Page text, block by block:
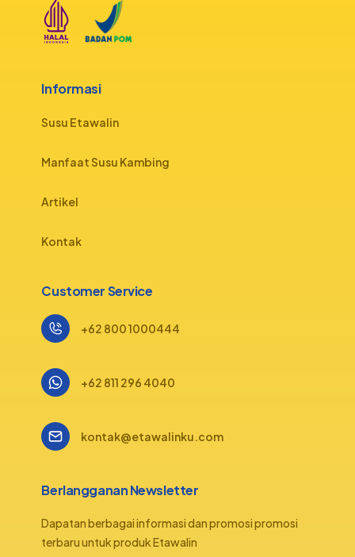
Informasi
Susu Etawalin
Manfaat Susu Kambing
Artikel
Kontak
Customer Service
+62 800 1000444
+62 811 296 4040
kontak@etawalinku.com
Berlangganan Newsletter
Dapatan berbagai informasi dan promosi promosi
terbaru untuk produk Etawalin